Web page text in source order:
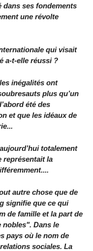
dans ses fondements
une révolte
qui visait
a-t-elle réussi ?
inégalités ont
plus qu’un
été des
et que les idéaux de
totalement
représentait la
autre chose que de
signifie que ce qui
de famille et la part de
nobles". Dans le
pays où le nom de
sociales. La